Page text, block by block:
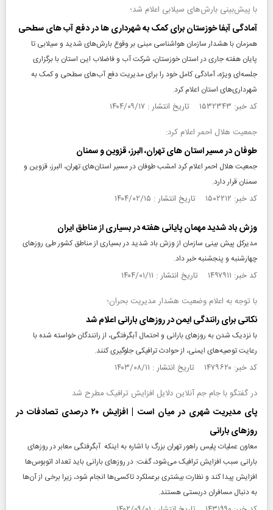
با پیش‌بینی بارش‌های سیلابی اعلام شد؛
آمادگی آبفا خوزستان برای کمک به شهرداری ها در دفع آب های سطحی
همزمان با هشدار سازمان هواشناسی مبنی بر وقوع بارش‌های شدید و سیلابی تا
پایان هفته جاری در استان خوزستان، شرکت آب و فاضلاب این استان با برگزاری
جلسه‌ای ویژه، آمادگی کامل خود را برای مدیریت دفع آب‌های سطحی و کمک به
شهرداری‌های استان اعلام کرد.
کد خبر: ۱۵۳۲۳۴۳ تاریخ انتشار : ۱۴۰۴/۰۹/۱۷
جمعیت هلال احمر اعلام کرد:
طوفان در مسیر استان های تهران، البرز، قزوین و سمنان
جمعیت هلال احمر اعلام کرد امشب طوفان در مسیر استان‌های تهران، البرز، قزوین و
سمنان قرار دارد.
کد خبر: ۱۵۰۲۲۱۲ تاریخ انتشار : ۱۴۰۴/۰۲/۱۵
وزش باد شدید مهمان پایانی هفته در بسیاری از مناطق ایران
مدیرکل پیش بینی سازمان از وزش باد شدید در بسیاری از مناطق کشور طی روز‌های
چهارشنبه و پنجشنبه خبر داد.
کد خبر: ۱۴۹۷۹۱۱ تاریخ انتشار : ۱۴۰۴/۰۱/۱۱
با توجه به اعلام وضعیت هشدار مدیریت بحران؛
نکاتی برای رانندگی ایمن در روزهای بارانی اعلام شد
با نزدیک شدن به روزهای بارانی و احتمال آبگرفتگی، از رانندگان خواسته شده با
رعایت توصیه‌های ایمنی، از حوادث ترافیکی جلوگیری کنند.
کد خبر: ۱۴۷۹۶۲۰ تاریخ انتشار : ۱۴۰۳/۰۸/۱۱
در گفتگو با جام جم آنلاین دلایل افزایش ترافیک مطرح شد
پای مدیریت شهری در میان است | افزایش ۲۰ درصدی تصادفات در
روزهای بارانی
معاون عملیات پلیس راهور تهران بزرگ با اشاره به اینکه آبگرفتگی معابر در روز‌های
بارانی سبب افزایش ترافیک می‌شود، گفت: در روز‌های بارانی باید تعداد اتوبوس‌ها
افزایش پیدا کند و نظارت بیشتری برعملکرد تاکسی‌ها انجام شود، زیرا برخی از آن‌ها
به دنبال مسافران دربستی هستند.